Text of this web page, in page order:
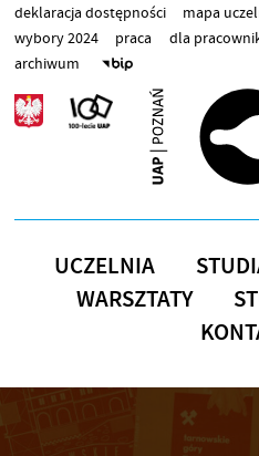
Przejdź do treści
deklaracja dostępności mapa
wybory 2024
praca dla
archiwum
UCZELNIA
WARSZTATY